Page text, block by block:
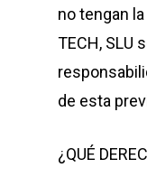
no tengan
TECH, SLU
de esta
¿QUÉ